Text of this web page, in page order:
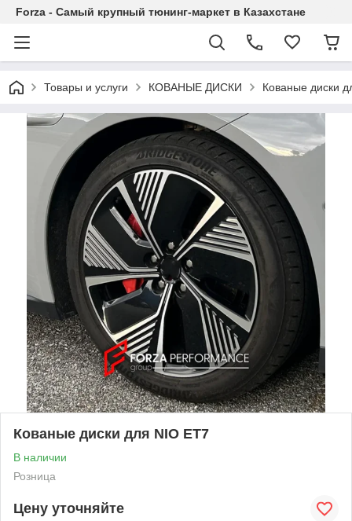
Forza - Самый крупный тюнинг-маркет в Казахстане
Товары и услуги КОВАНЫЕ ДИСКИ Кованые диски
Кованые диски для NIO ET7
В наличии
Розница
Цену уточняйте